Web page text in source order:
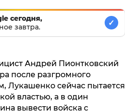
сегодня,
завтра.
✓
Андрей Пионтковский
после разгромного
Лукашенко сейчас пытается
властью, а в один
вывести войска с